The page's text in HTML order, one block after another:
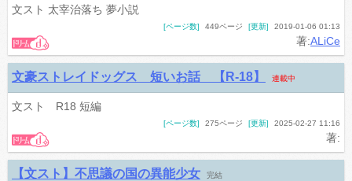
文スト 太宰治落ち 夢小説
著:ALiCe
[ページ数] 449ページ [更新] 2019-01-06 01:13
文豪ストレイドッグス 短いお話 【R-18】 連載中
文スト R18 短編
著:
[ページ数] 275ページ [更新] 2025-02-27 11:16
【文スト】不思議の国の異能少女 完結